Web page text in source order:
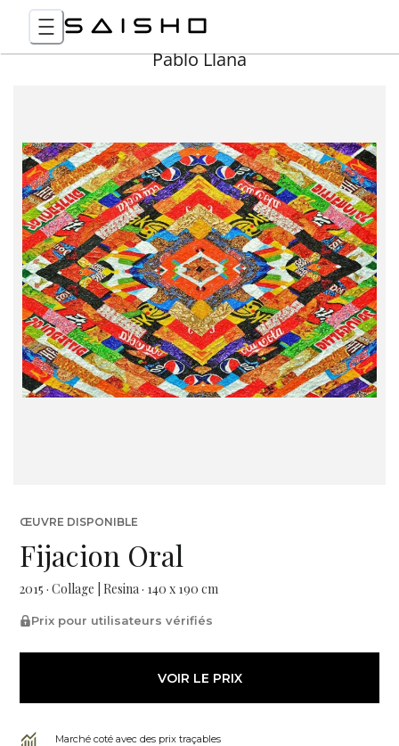
Pablo Llana
ŒUVRE DISPONIBLE
Fijacion Oral
2015 · Collage | Resina · 140 x 190 cm
Prix pour utilisateurs vérifiés
VOIR LE PRIX
Marché coté avec des prix traçables